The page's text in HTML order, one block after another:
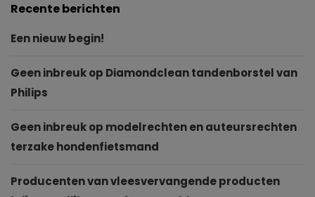
Recente berichten
Een nieuw begin!
Geen inbreuk op Diamondclean tandenborstel van
Philips
Geen inbreuk op modelrechten en auteursrechten
terzake hondenfietsmand
Producenten van vleesvervangende producten